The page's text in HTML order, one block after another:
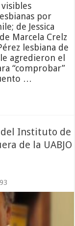
por
de Jessica
Marcela Crelz
lesbiana de
agredieron el
“comprobar”
…
del Instituto de
de la UABJO